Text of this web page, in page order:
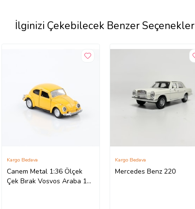
İlginizi Çekebilecek Benzer Seçenekler
Canem Metal 1:36 Ölçek
Çek Bırak Vosvos Araba 11-
Kargo Bedava
Mercedes Benz 220
Kargo Bedava